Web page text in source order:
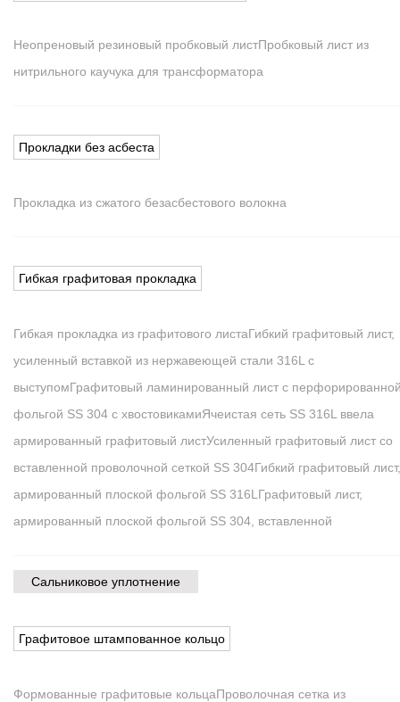
Неопреновый резиновый пробковый листПробковый лист из
нитрильного каучука для трансформатора
Прокладки без асбеста
Прокладка из сжатого безасбестового волокна
Гибкая графитовая прокладка
Гибкая прокладка из графитового листаГибкий графитовый лист,
усиленный вставкой из нержавеющей стали 316L с
выступомГрафитовый ламинированный лист с
фольгой SS 304 с хвостовикамиЯчеистая сеть SS 316L ввела
армированный графитовый листУсиленный графитовый лист со
вставленной проволочной сеткой SS 304Гибкий графитовый лист,
армированный плоской фольгой SS 316L Графитовый лист,
армированный плоской фольгой SS 304, вставленной
Сальниковое уплотнение
Графитовое штампованное кольцо
Формованные графитовые кольцаПроволочная сетка из